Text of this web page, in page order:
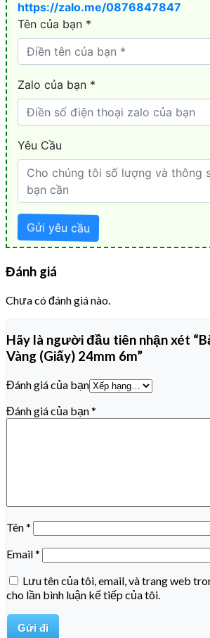
Đánh giá
Chưa có đánh giá nào.
Hãy là người đầu tiên nhận xét
Vàng (Giấy) 24mm 6m”
Đánh giá của bạn
Đánh giá của bạn*
Tên*
Email*
Lưu tên của tôi, email, và trang web
cho lần bình luận kế tiếp của tôi.